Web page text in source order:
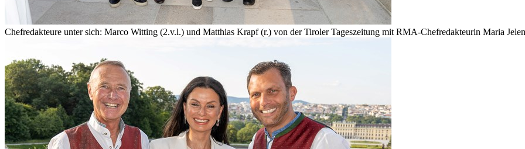
Chefredakteure unter sich: Marco Witting (2.v.l.) und Matthias Krapf (r.) von der Tiroler Tageszeitung mit RMA-Chefredakteurin Maria